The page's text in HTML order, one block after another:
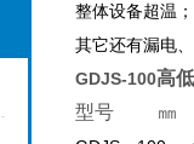
整体设备超温
其它还有漏电
GDJS-100高
型号